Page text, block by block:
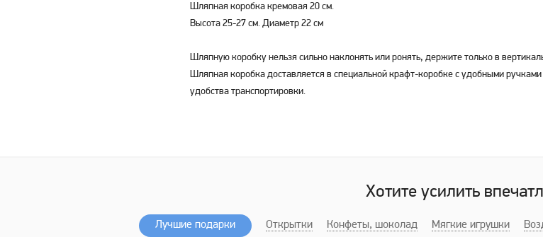
Шляпная коробка кремовая 20 см.
Высота 25-27 см. Диаметр 22 см
Шляпную коробку нельзя сильно наклонять или ронять, держите только в
Шляпная коробка доставляется в специальной крафт-коробке с удобными
удобства транспортировки.
Хотите усилить
Лучшие подарки Открытки Конфеты, шоколад Мягкие игрушки